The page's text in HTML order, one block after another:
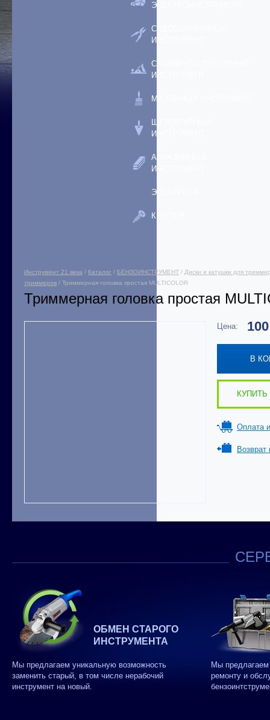
ЭЛЕКТРОИНСТРУМЕНТ
САДОВЫЙ РУЧНОЙ
ИНСТРУМЕНТ
СТОЛЯРНО-СЛЕСАРНЫЙ
ИНСТРУМЕНТ
МАЛЯРНЫЙ ИНСТРУМЕНТ
ШТУКАТУРНЫЙ
ИНСТРУМЕНТ
АБРАЗИВНЫЙ
ИНСТРУМЕНТ
ЭЛЕКТРИКА
КРЕПЕЖ
Инструмент 21 века / Каталог / БЕНЗОИНСТРУМЕНТ / Диски и катушки для
триммеров / Триммерная головка простая MULTICOLOR
Триммерная головка простая
Цена:
В
КУПИТЬ
Оплата
Возврат
ОБМЕН СТАРОГО
ИНСТРУМЕНТА
Мы предлагаем уникальную возможность
заменить старый, в том числе нерабочий
инструмент на новый.
Мы
ремонту и